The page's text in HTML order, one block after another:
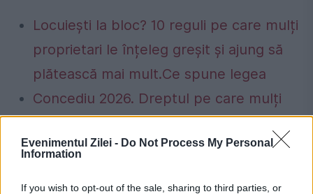
Evenimentul Zilei - Do Not Process My Personal
Information
If you wish to opt-out of the sale, sharing to third parties, or
Locuiești la bloc? 10 reguli pe care mulți
proprietari le înțeleg greșit și ajung să
plătească mai mult.Ce spune legea
Concediu 2026. Dreptul pe care mulți
salariați nu îl cunosc. Când se pot pierde
zilele de concediu și când nu